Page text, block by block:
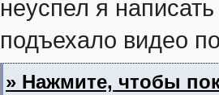
неуспел я
подъехало видео
» Нажмите, чтобы